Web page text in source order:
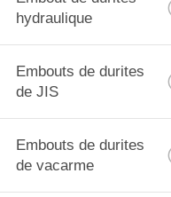
hydraulique
Embouts de durites
de JIS
Embouts de durites
de vacarme